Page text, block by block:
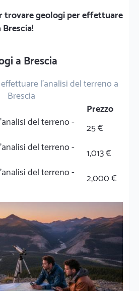
trovare geologi per effettuare
a Brescia
l'analisi del terreno a
Brescia
Prezzo
del terreno -
25 €
del terreno -
1,013 €
del terreno -
2,000 €